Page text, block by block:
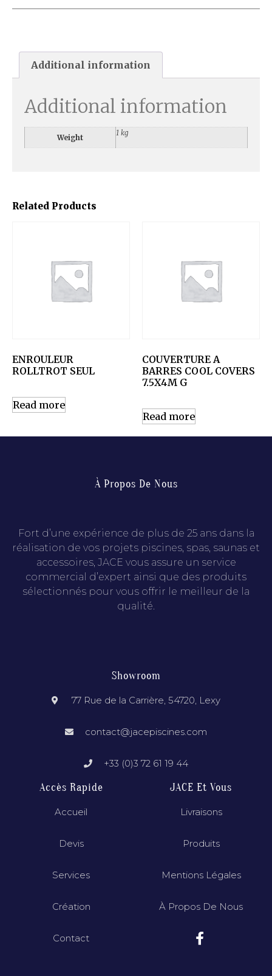
Related Products
ENROULEUR
ROLLTROT SEUL
Read more
COUVERTURE A
BARRES COOL COVERS
7.5X4M G
Read more
Additional information
Additional information
Weight
1 kg
À Propos De Nous
Fort d’une expérience de plus de 25 ans dans la
réalisation de vos projets piscines, spas, saunas et
accessoires, JACE vous assure un service
commercial d’expert ainsi que des produits
sélectionnés pour vous offrir le meilleur de la
qualité.
Showroom
77 Rue de la Carrière, 54720, Lexy
contact@jacepiscines.com
+33 (0)3 72 61 19 44
Accès Rapide
Accueil
Devis
Services
Création
Contact
JACE Et Vous
Livraisons
Produits
Mentions Légales
À Propos De Nous